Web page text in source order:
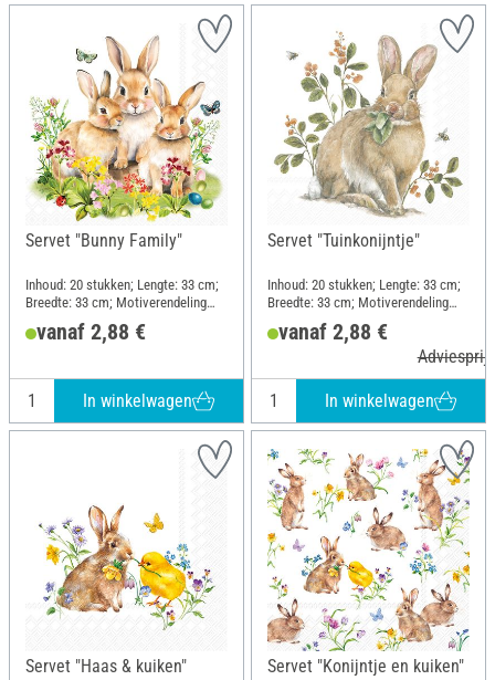
Servet "Bunny Family"
Inhoud: 20 stukken; Lengte: 33 cm;
Breedte: 33 cm; Motiverendeling
kwartmotief; Materiaal: Papier
vanaf 2,88 €
In winkelwagen
Servet "Tuinkonijntje"
Inhoud: 20 stukken; Lengte: 33 cm;
Breedte: 33 cm; Motiverendeling
halfmotief; Materiaal: Papier
vanaf 2,88 €
In winkelwagen
Servet "Haas & kuiken" Servet "Konijntje en kuiken"